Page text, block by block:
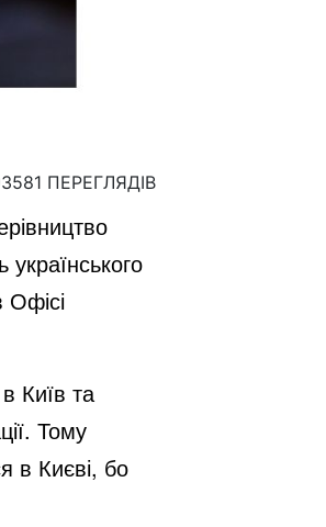
ПЕРЕГЛЯДІВ
Київ та
Тому
в Києві, бо